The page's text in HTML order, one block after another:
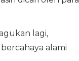
lagi,
alami